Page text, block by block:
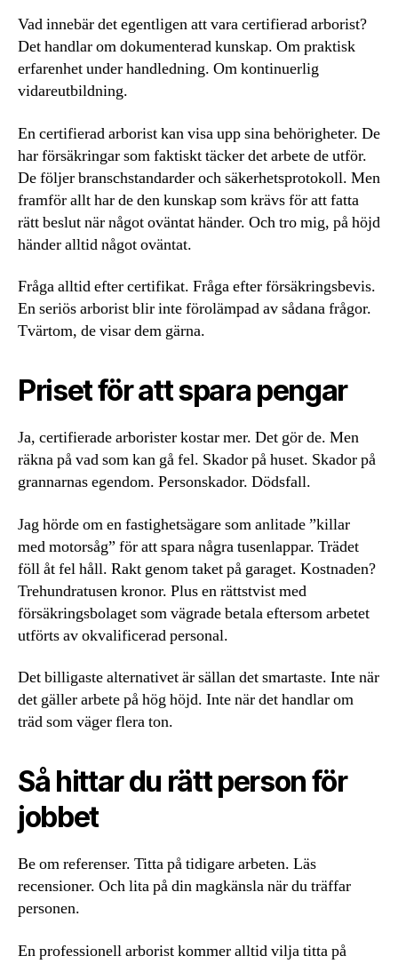
Vad innebär det egentligen att vara certifierad arborist?
Det handlar om dokumenterad kunskap. Om praktisk
erfarenhet under handledning. Om kontinuerlig
vidareutbildning.
En certifierad arborist kan visa upp sina behörigheter. De
har försäkringar som faktiskt täcker det arbete de utför.
De följer branschstandarder och säkerhetsprotokoll. Men
framför allt har de den kunskap som krävs för att fatta
rätt beslut när något oväntat händer. Och tro mig, på höjd
händer alltid något oväntat.
Fråga alltid efter certifikat. Fråga efter försäkringsbevis.
En seriös arborist blir inte förolämpad av sådana frågor.
Tvärtom, de visar dem gärna.
Priset för att spara pengar
Ja, certifierade arborister kostar mer. Det gör de. Men
räkna på vad som kan gå fel. Skador på huset. Skador på
grannarnas egendom. Personskador. Dödsfall.
Jag hörde om en fastighetsägare som anlitade ”killar
med motorsåg” för att spara några tusenlappar. Trädet
föll åt fel håll. Rakt genom taket på garaget. Kostnaden?
Trehundratusen kronor. Plus en rättstvist med
försäkringsbolaget som vägrade betala eftersom arbetet
utförts av okvalificerad personal.
Det billigaste alternativet är sällan det smartaste. Inte när
det gäller arbete på hög höjd. Inte när det handlar om
träd som väger flera ton.
Så hittar du rätt person för
jobbet
Be om referenser. Titta på tidigare arbeten. Läs
recensioner. Och lita på din magkänsla när du träffar
personen.
En professionell arborist kommer alltid vilja titta på